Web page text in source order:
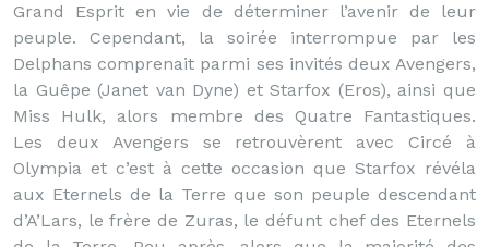
Grand Esprit en vie de déterminer l’avenir de leur
peuple. Cependant, la soirée interrompue par les
Delphans comprenait parmi ses invités deux Avengers,
la Guêpe (Janet van Dyne) et Starfox (Eros), ainsi que
Miss Hulk, alors membre des Quatre Fantastiques.
Les deux Avengers se retrouvèrent avec Circé à
Olympia et c’est à cette occasion que Starfox révéla
aux Eternels de la Terre que son peuple descendant
d’A’Lars, le frère de Zuras, le défunt chef des Eternels